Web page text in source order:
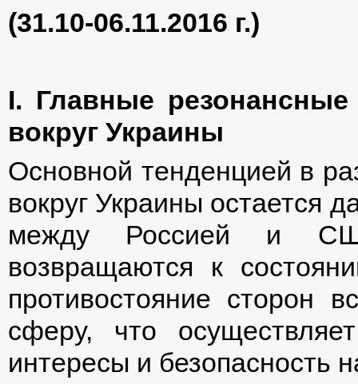
(31.10-06.11.2016 г.)
І. Главные
вокруг Украины
Основной тенденцией в
вокруг Украины остается
между Россией и
возвращаются к
противостояние сторон
сферу, что
интересы и безопасность